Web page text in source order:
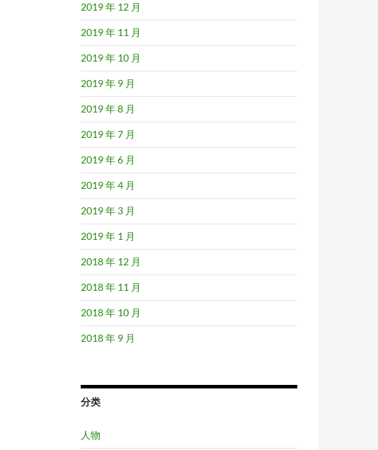
2019 年 12 月
2019 年 11 月
2019 年 10 月
2019 年 9 月
2019 年 8 月
2019 年 7 月
2019 年 6 月
2019 年 4 月
2019 年 3 月
2019 年 1 月
2018 年 12 月
2018 年 11 月
2018 年 10 月
2018 年 9 月
分类
人物